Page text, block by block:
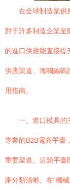
在全球制造業供
對于許多制造企業至
的進口供應能直接提
供應渠道、海關編碼
用指南。
一、進口模具的
專業的B2B電商平臺
重要渠道。這類平臺
庫分類清晰。在“機